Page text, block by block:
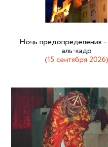
Ночь предопределения
аль-кадр
(15 сентября 2026)